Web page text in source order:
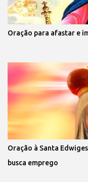
Oração para afastar e
Oração à Santa
busca emprego